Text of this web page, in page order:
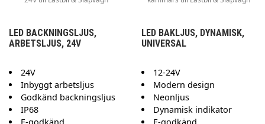
LED BACKNINGSLJUS,
ARBETSLJUS, 24V
24V
Inbyggt arbetsljus
Godkänd backningsljus
IP68
LED BAKLJUS, DYNAMISK,
UNIVERSAL
12-24V
Modern design
Neonljus
Dynamisk indikator